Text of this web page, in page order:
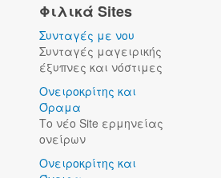
Φιλικά Sites
Συνταγές με νου
Συνταγές μαγειρικής
έξυπνες και νόστιμες
Ονειροκρίτης και
Όραμα
Το νέο Site ερμηνείας
ονείρων
Ονειροκρίτης και